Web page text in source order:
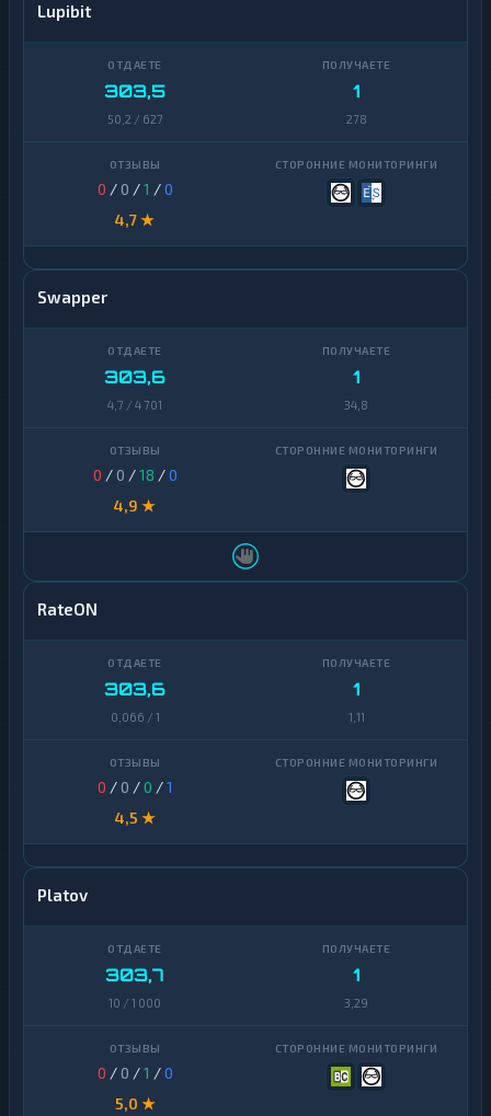
Lupibit
303,5
50,2 / 627
1
278
0 / 0 /1 /0
4,7 ★
Swapper
303,6
4,7 / 4 701
1
34,8
0 / 0 /18 /0
4,9 ★
RateON
303,6
0,066 / 1
1
1,11
0 / 0 /0 /1
4,5 ★
Platov
303,7
10 / 1 000
1
3,29
0 / 0 /1 /0
5,0 ★